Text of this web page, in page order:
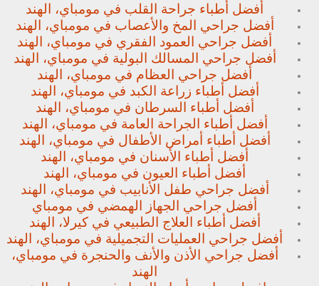
أفضل أطباء جراحة القلب في مومباي، الهند
أفضل جراحي المخ والأعصاب في مومباي، الهند
أفضل جراحي العمود الفقري في مومباي، الهند
أفضل جراحي المسالك البولية في مومباي، الهند
أفضل جراحي العظام في مومباي، الهند
أفضل أطباء زراعة الكبد في مومباي، الهند
أفضل أطباء السرطان في مومباي، الهند
أفضل أطباء الجراحة العامة في مومباي، الهند
أفضل أطباء أمراض الأطفال في مومباي، الهند
أفضل أطباء الأسنان في مومباي، الهند
أفضل أطباء العيون في مومباي، الهند
أفضل جراحي طفل الأنابيب في مومباي، الهند
أفضل جراحي الجهاز الهمضي في مومباي
أفضل أطباء العلاج الطبيعي في كيرلا، الهند
أفضل جراحي العمليات التجميلية في مومباي، الهند
أفضل جراحي الأذن والأنف والحنجرة في مومباي،
الهند